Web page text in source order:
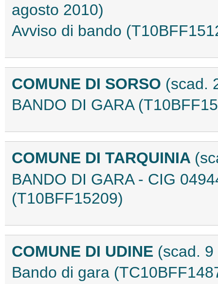
agosto 2010)
Avviso di bando
COMUNE DI SORSO (scad.
BANDO DI GARA
COMUNE DI TARQUINIA
BANDO DI GARA - CIG
(T10BFF15209)
COMUNE DI UDINE (scad.
Bando di gara